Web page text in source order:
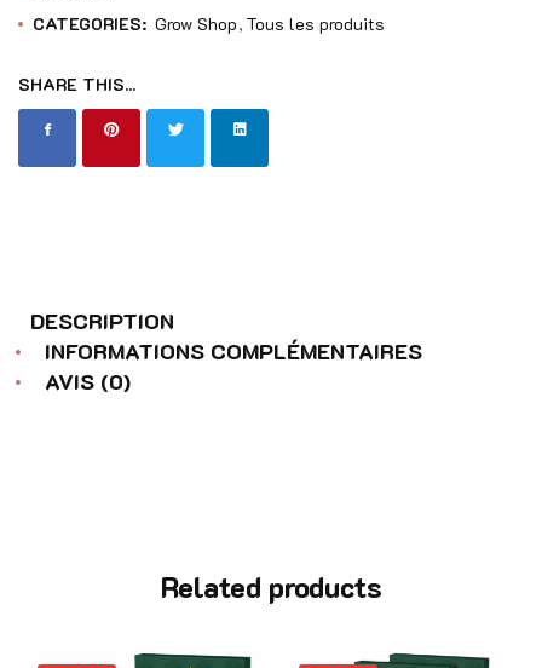
CATEGORIES: Grow Shop Tous les produits
SHARE THIS...
DESCRIPTION
INFORMATIONS COMPLÉMENTAIRES
AVIS (0)
Related products